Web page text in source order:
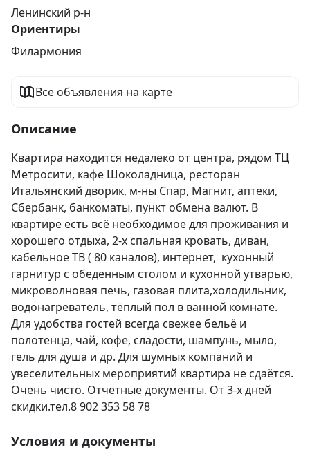
Ленинский р-н
Ориентиры
Филармония
Все объявления на карте
Описание
Квартира находится недалеко от центра, рядом ТЦ
Метросити, кафе Шоколадница, ресторан
Итальянский дворик, м-ны Спар, Магнит, аптеки,
Сбербанк, банкоматы, пункт обмена валют. В
квартире есть всё необходимое для проживания и
хорошего отдыха, 2-х спальная кровать, диван,
кабельное ТВ ( 80 каналов), интернет,  кухонный
гарнитур с обеденным столом и кухонной утварью,
микроволновая печь, газовая плита,холодильник,
водонагреватель, тёплый пол в ванной комнате.
Для удобства гостей всегда свежее бельё и
полотенца, чай, кофе, сладости, шампунь, мыло,
гель для душа и др. Для шумных компаний и
увеселительных мероприятий квартира не сдаётся.
Очень чисто. Отчётные документы. От 3-х дней
скидки.тел.8 902 353 58 78
Условия и документы